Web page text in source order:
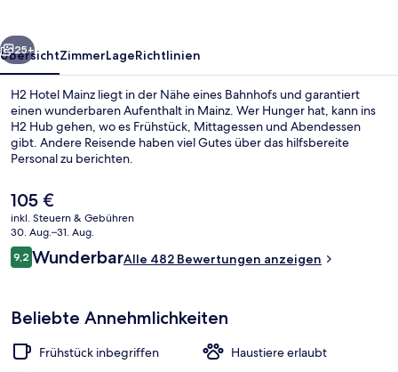
Weiter
25+
ÜbersichtZimmerLageRichtlinien
H2 Hotel Mainz liegt in der Nähe eines Bahnhofs und garantiert
einen wunderbaren Aufenthalt in Mainz. Wer Hunger hat, kann ins
H2 Hub gehen, wo es Frühstück, Mittagessen und Abendessen
gibt. Andere Reisende haben viel Gutes über das hilfsbereite
Personal zu berichten.
Der
aktuelle
Preis
beträgt
105 €.
105 €
inkl. Steuern & Gebühren
30. Aug.–31. Aug.
Bewertungen
9,29,2 von 10.
WunderbarAlle 482 Bewertungen anzeigen
Beliebte Annehmlichkeiten
Frühstück inbegriffen
Haustiere erlaubt